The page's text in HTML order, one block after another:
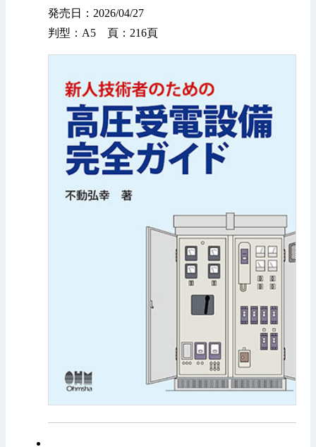
発売日：2026/04/27
判型：A5 頁：216頁